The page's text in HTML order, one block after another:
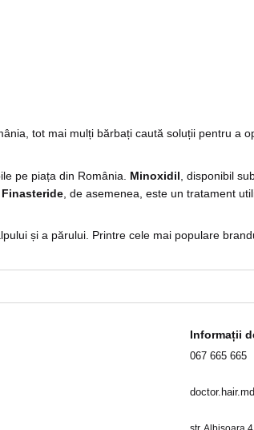
tot mai mulți bărbați caută soluții pentru a
pe piața din România. Minoxidil , disponibil
Finasteride , de asemenea, este un tratament
și a părului. Printre cele mai populare
Informații
067 665 665